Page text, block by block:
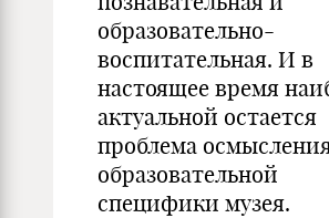
образовательно-
воспитательная. И в
настоящее время
актуальной остается
проблема
образовательной
специфики музея.